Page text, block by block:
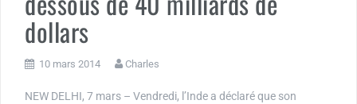
dollars
10 mars 2014 Charles
NEW DELHI, 7 mars – Vendredi, l’Inde a déclaré que son